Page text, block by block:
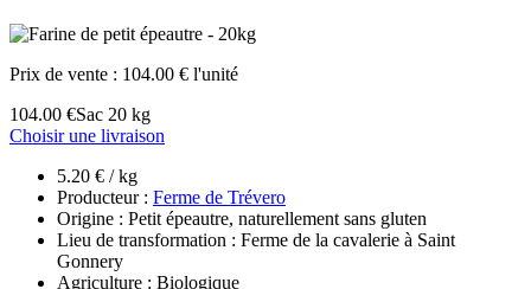
Prix de vente : 104.00 € l'unité
104.00 €Sac 20 kg
Choisir une livraison
5.20 € / kg
Producteur : Ferme de Trévero
Origine : Petit épeautre, naturellement sans gluten
Lieu de transformation : Ferme de la cavalerie à Saint
Gonnery
Agriculture : Biologique